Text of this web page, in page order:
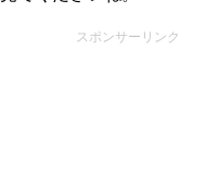
スポンサーリンク